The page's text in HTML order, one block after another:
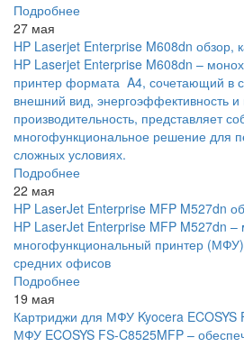
Подробнее
27 мая
HP Laserjet Enterprise M608dn обзор,
HP Laserjet Enterprise M608dn –
принтер формата A4, сочетающий в
внешний вид, энергоэффективность и
производительность, представляет
многофункциональное решение для
сложных условиях.
Подробнее
22 мая
HP LaserJet Enterprise MFP M527dn
HP LaserJet Enterprise MFP M527dn
многофункциональный принтер
средних офисов
Подробнее
19 мая
Картриджи для МФУ Kyocera ECOSYS
МФУ ECOSYS FS-C8525MFP –